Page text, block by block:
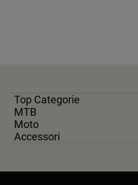
Top Categorie
MTB
Moto
Accessori